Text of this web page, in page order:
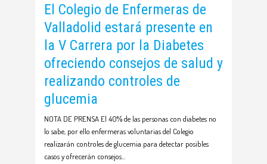
El Colegio de Enfermeras de
Valladolid estará presente en
la V Carrera por la Diabetes
ofreciendo consejos de salud y
realizando controles de
glucemia
NOTA DE PRENSA El 40% de las personas con diabetes no
lo sabe, por ello enfermeras voluntarias del Colegio
realizarán controles de glucemia para detectar posibles
casos y ofrecerán consejos